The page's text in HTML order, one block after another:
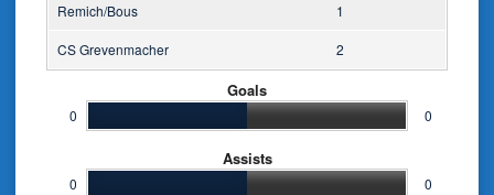
Remich/Bous 1
CS Grevenmacher 2
Goals
0 0
Assists
0 0